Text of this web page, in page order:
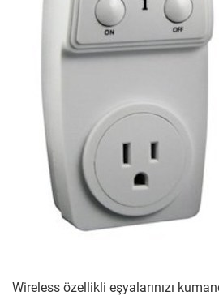
Wireless özellikli eşyalarınızı